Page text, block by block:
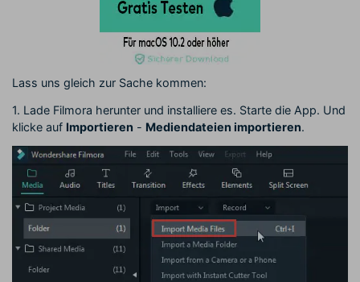
Lass uns gleich zur Sache kommen:
1. Lade Filmora herunter und installiere es. Starte die App. Und
klicke auf Importieren - Mediendateien importieren.